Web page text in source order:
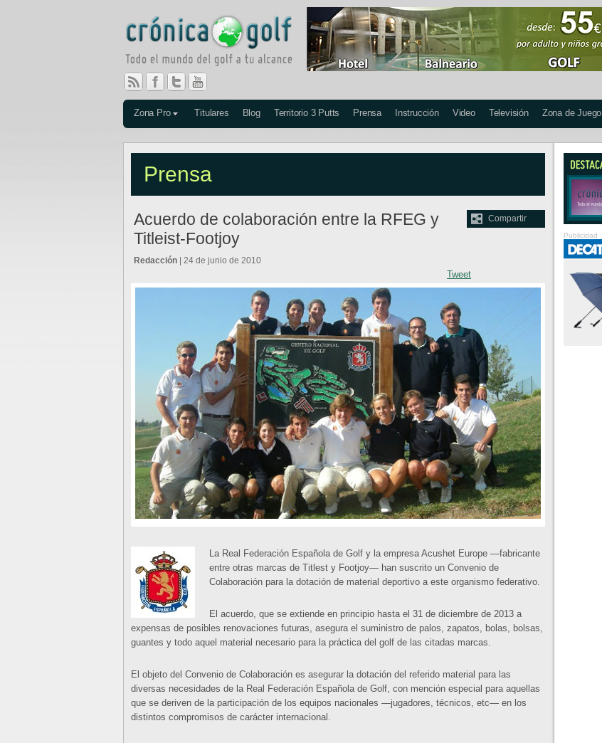
Zona Pro Titulares Blog Territorio 3 Putts Prensa Instrucción Video Televisión Zona de Juego
Prensa
Compartir
Acuerdo de colaboración entre la RFEG y
Titleist-Footjoy
Tweet
Redacción | 24 de junio de 2010
La Real Federación Española de Golf y la empresa Acushet Europe —fabricante
entre otras marcas de Titlest y Footjoy— han suscrito un Convenio de
Colaboración para la dotación de material deportivo a este organismo federativo.
El acuerdo, que se extiende en principio hasta el 31 de diciembre de 2013 a
expensas de posibles renovaciones futuras, asegura el suministro de palos, zapatos, bolas, bolsas,
guantes y todo aquel material necesario para la práctica del golf de las citadas marcas.
El objeto del Convenio de Colaboración es asegurar la dotación del referido material para las
diversas necesidades de la Real Federación Española de Golf, con mención especial para aquellas
que se deriven de la participación de los equipos nacionales —jugadores, técnicos, etc— en los
distintos compromisos de carácter internacional.
Publicidad